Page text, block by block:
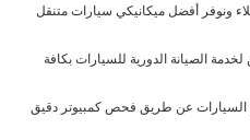
ونوفر أفضل ميكانيكي سيارات متنقل
الصيانة الدورية للسيارات بكافة
عن طريق فحص كمبيوتر دقيق